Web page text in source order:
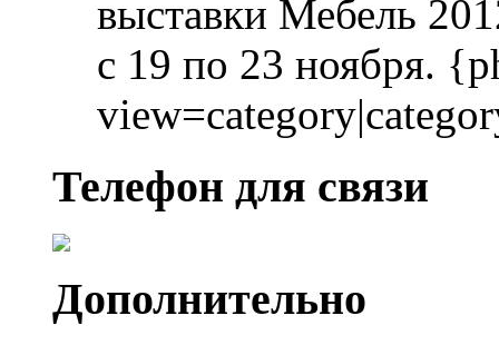
выставки Мебель
с 19 по 23 ноября.
Телефон для связи
Дополнительно